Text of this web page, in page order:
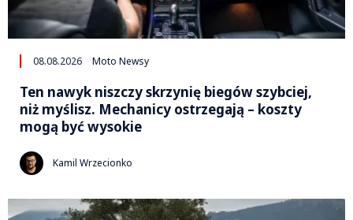
08.08.2026 Moto Newsy
Ten nawyk niszczy skrzynię biegów szybciej,
niż myślisz. Mechanicy ostrzegają – koszty
mogą być wysokie
Kamil Wrzecionko